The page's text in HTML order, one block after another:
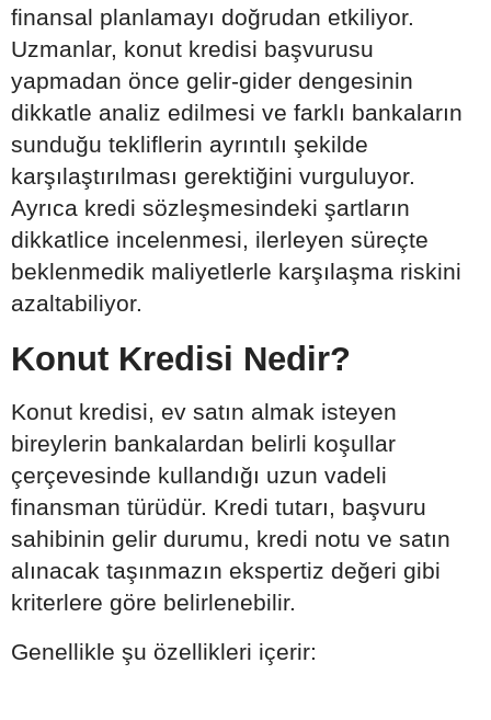
finansal planlamayı doğrudan etkiliyor.
Uzmanlar, konut kredisi başvurusu
yapmadan önce gelir-gider dengesinin
dikkatle analiz edilmesi ve farklı bankaların
sunduğu tekliflerin ayrıntılı şekilde
karşılaştırılması gerektiğini vurguluyor.
Ayrıca kredi sözleşmesindeki şartların
dikkatlice incelenmesi, ilerleyen süreçte
beklenmedik maliyetlerle karşılaşma riskini
azaltabiliyor.
Konut Kredisi Nedir?
Konut kredisi, ev satın almak isteyen
bireylerin bankalardan belirli koşullar
çerçevesinde kullandığı uzun vadeli
finansman türüdür. Kredi tutarı, başvuru
sahibinin gelir durumu, kredi notu ve satın
alınacak taşınmazın ekspertiz değeri gibi
kriterlere göre belirlenebilir.
Genellikle şu özellikleri içerir: